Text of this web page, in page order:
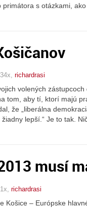
primátora s otázkami,
richardrasi
volených
tom, aby tí, ktorí majú
že „liberálna
lepší.“ Je to tak.
musí
richardrasi
Košice – Európske